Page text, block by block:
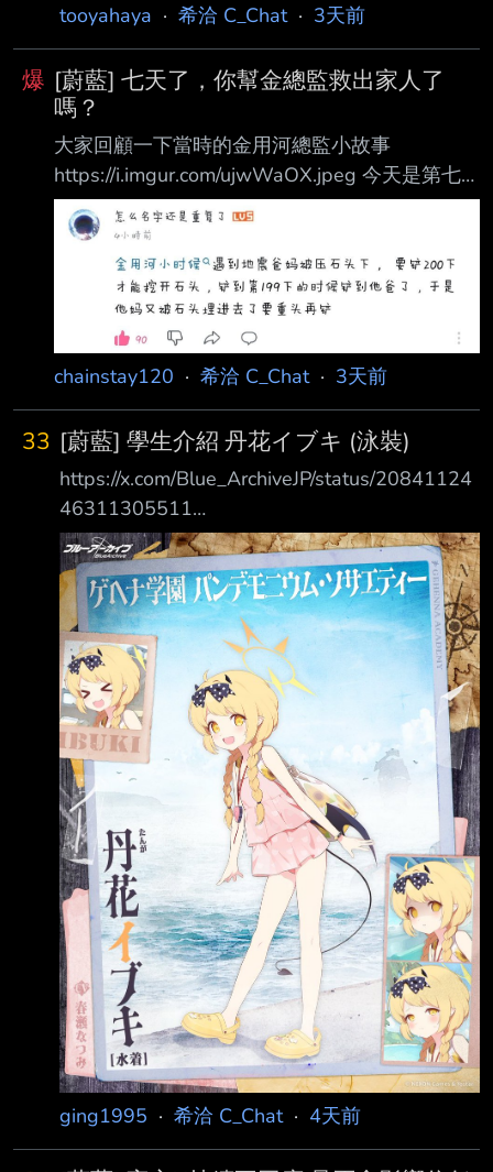
tooyahaya · 希洽 C_Chat· 3天前
爆 [蔚藍] 七天了，你幫金總監救出家人了
嗎？
大家回顧一下當時的金用河總監小故事
https://i.imgur.com/ujwWaOX.jpeg 今天是第七
天了，也是免費100抽結束 不包含第100抽，這
段期間我出了5彩全部都是路人 還是沒有成功的
救出金總監的家人 而且這個機制也是不負所托的
在第100抽的時候歪了 畢竟以前玩鐵道跟現在玩
鳴潮最常看見的就是白爛小保歪了 所以大家今天
有成功救出金總監的家人嗎？
https://i.imgur.com/L6YoDwX.png -- 檔案最棒的
MommyDaughterWife 最強的頂級白毛傲嬌蘿莉
h
chainstay120 · 希洽 C_Chat· 3天前
33 [蔚藍] 學生介紹 丹花イブキ (泳裝)
https://x.com/Blue_ArchiveJP/status/20841124
46311305511
https://pbs.twimg.com/media/HOxBOLpaUAAz
xzK.jpg 【生徒紹介】 初めて来る海に期待で胸
を躍らせている「万魔殿」の議員、イブキさ
ん。 今回の旅行は「万魔殿」の皆さんが用意
してくれた贈り物で、たくさん可愛がられ、愛
さ れているイブキさんですが、それに甘える
ことなく、自分の役目をしっかり果たそうと今
日も勉学に励んでいるみたいです♪ 「ここから
ここまでぜー
ging1995 · 希洽 C_Chat· 4天前